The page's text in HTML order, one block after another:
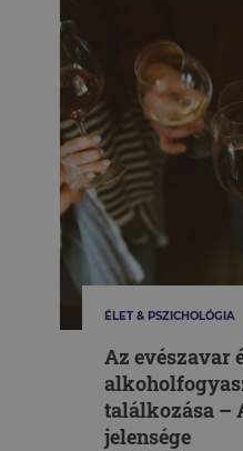
ÉLET & PSZICHOLÓGIA
Az evészavar
találkozása –
jelensége